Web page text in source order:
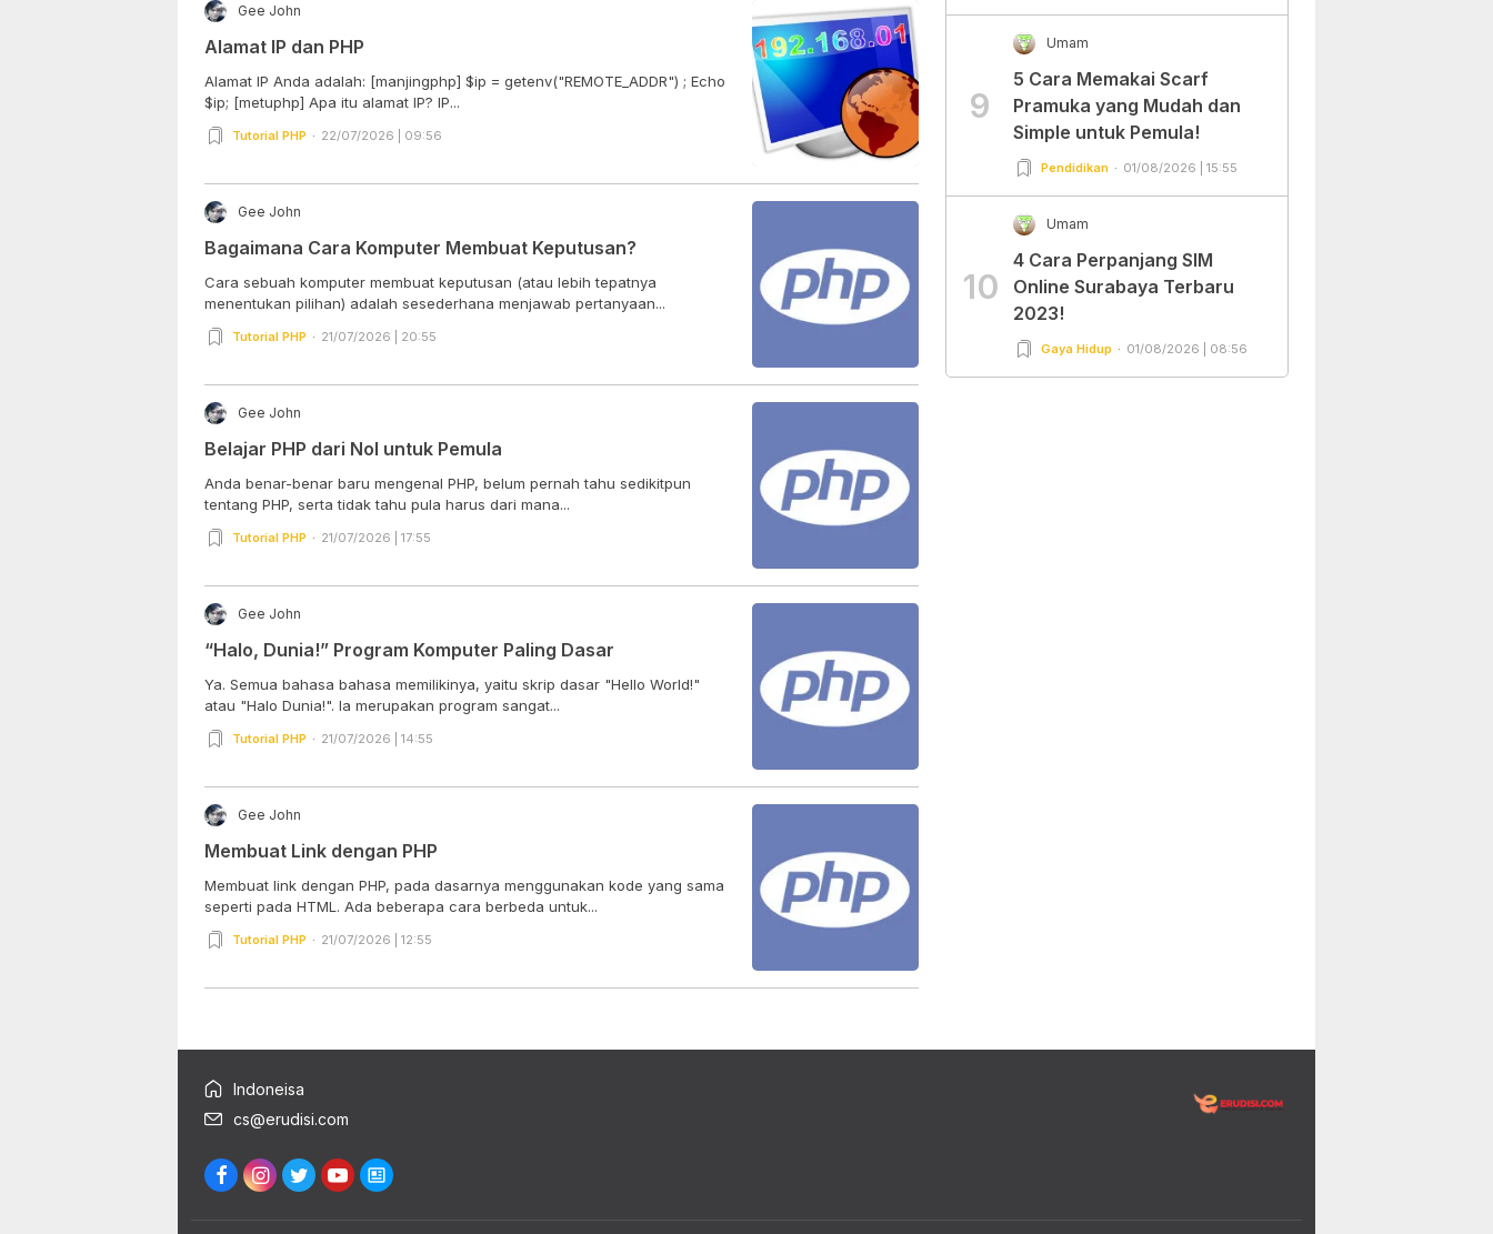
Gee John
Alamat IP dan PHP
Alamat IP Anda adalah: [manjingphp] $ip = getenv("REMOTE_ADDR") ; Echo
$ip; [metuphp] Apa itu alamat IP? IP...
Tutorial PHP 22/07/2026 | 09:56
Gee John
Bagaimana Cara Komputer Membuat Keputusan?
Cara sebuah komputer membuat keputusan (atau lebih tepatnya
menentukan pilihan) adalah sesederhana menjawab pertanyaan...
Tutorial PHP 21/07/2026 | 20:55
Gee John
Belajar PHP dari Nol untuk Pemula
Anda benar-benar baru mengenal PHP, belum pernah tahu sedikitpun
tentang PHP, serta tidak tahu pula harus dari mana...
Tutorial PHP 21/07/2026 | 17:55
Gee John
“Halo, Dunia!” Program Komputer Paling Dasar
Ya. Semua bahasa bahasa memilikinya, yaitu skrip dasar "Hello World!"
atau "Halo Dunia!". Ia merupakan program sangat...
Tutorial PHP 21/07/2026 | 14:55
Gee John
Membuat Link dengan PHP
Membuat link dengan PHP, pada dasarnya menggunakan kode yang sama
seperti pada HTML. Ada beberapa cara berbeda untuk...
Tutorial PHP 21/07/2026 | 12:55
9
Umam
5 Cara Memakai Scarf
Pramuka yang Mudah dan
Simple untuk Pemula!
Pendidikan 01/08/2026 | 15:55
10
Umam
4 Cara Perpanjang SIM
Online Surabaya Terbaru
2023!
Gaya Hidup 01/08/2026 | 08:56
Indoneisa
cs@erudisi.com